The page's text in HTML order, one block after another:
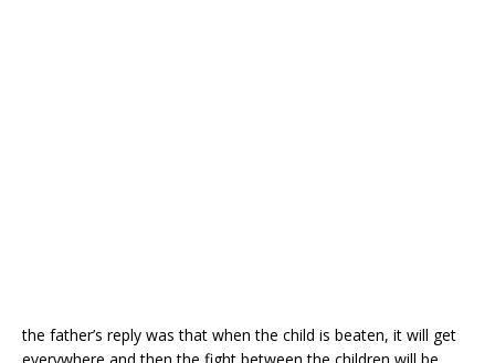
the father’s reply was that when the child is beaten, it will get